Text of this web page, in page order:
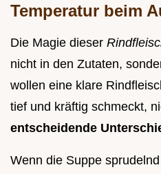
Temperatur beim
Die Magie dieser
nicht in den Zutaten,
wollen eine klare
tief und kräftig schmeckt,
entscheidende
Wenn die Suppe